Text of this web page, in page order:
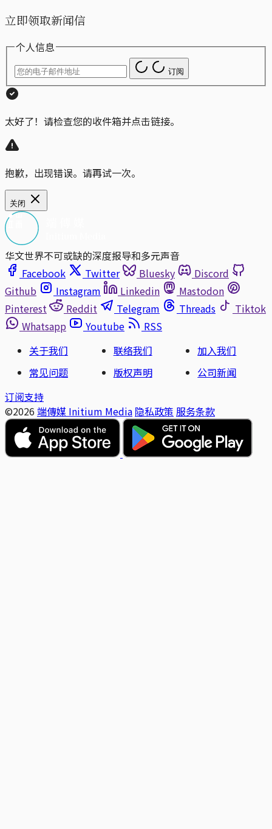
立即领取新闻信
个人信息
订阅
太好了！请检查您的收件箱并点击链接。
抱歉，出现错误。请再试一次。
关闭
华文世界不可或缺的深度报导和多元声音
Facebook
Twitter Bluesky
Discord
Github
Instagram Linkedin
Mastodon
Pinterest
Reddit Telegram Threads
Tiktok
Whatsapp
Youtube
RSS
关于我们
联络我们
加入我们
常见问题
版权声明
公司新闻
订阅支持
©2026 端傳媒 Initium Media 隐私政策 服务条款